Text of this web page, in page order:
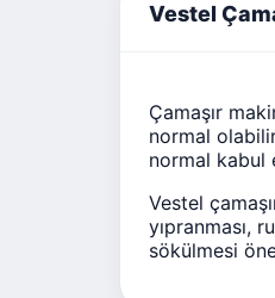
Vestel
Çamaşır
normal
normal kabul
Vestel
yıpranması,
sökülmesi